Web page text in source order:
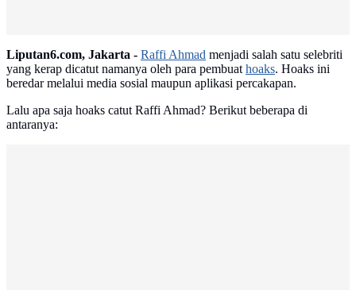
Liputan6.com, Jakarta - Raffi Ahmad menjadi salah satu selebriti
yang kerap dicatut namanya oleh para pembuathoaks. Hoaks ini
beredar melalui media sosial maupun aplikasi percakapan.
Lalu apa saja hoaks catut Raffi Ahmad? Berikut beberapa di
antaranya: